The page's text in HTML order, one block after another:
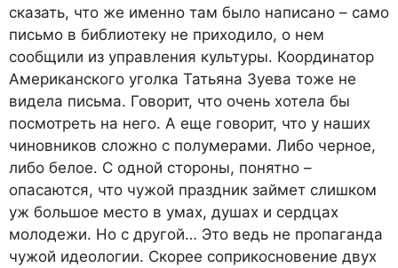
сказать, что же именно там было написано – само
письмо в библиотеку не приходило, о нем
сообщили из управления культуры. Координатор
Американского уголка Татьяна Зуева тоже не
видела письма. Говорит, что очень хотела бы
посмотреть на него. А еще говорит, что у наших
чиновников сложно с полумерами. Либо черное,
либо белое. С одной стороны, понятно –
опасаются, что чужой праздник займет слишком
уж большое место в умах, душах и сердцах
молодежи. Но с другой… Это ведь не пропаганда
чужой идеологии. Скорее соприкосновение двух